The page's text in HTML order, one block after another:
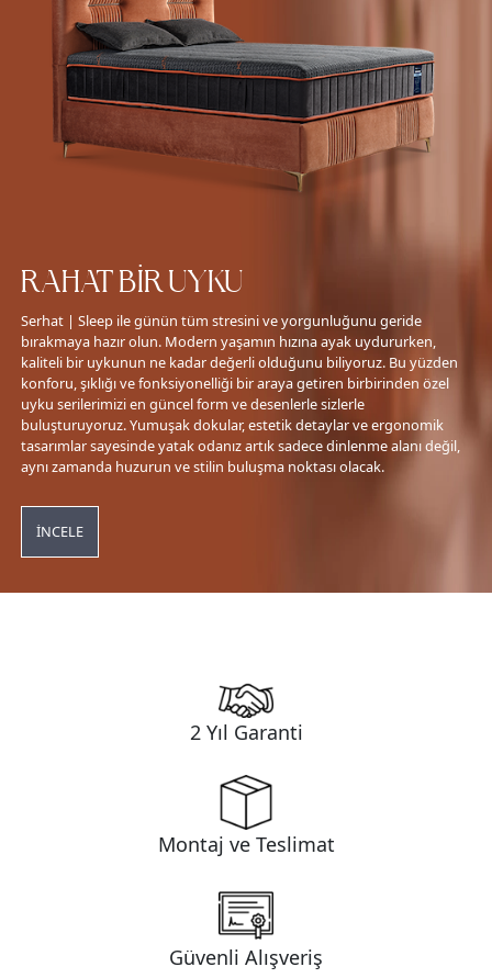
RAHAT BİR UYKU
Serhat | Sleep ile günün tüm stresini ve yorgunluğunu geride
bırakmaya hazır olun. Modern yaşamın hızına ayak uydururken,
kaliteli bir uykunun ne kadar değerli olduğunu biliyoruz. Bu yüzden
konforu, şıklığı ve fonksiyonelliği bir araya getiren birbirinden özel
uyku serilerimizi en güncel form ve desenlerle sizlerle
buluşturuyoruz. Yumuşak dokular, estetik detaylar ve ergonomik
tasarımlar sayesinde yatak odanız artık sadece dinlenme alanı değil,
aynı zamanda huzurun ve stilin buluşma noktası olacak.
İNCELE
2 Yıl Garanti
Montaj ve Teslimat
Güvenli Alışveriş